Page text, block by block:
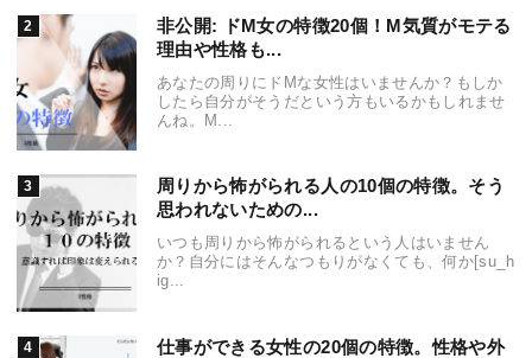
非公開: ドM女の特徴20個！M気質がモテる
理由や性格も...
あなたの周りにドMな女性はいませんか？もしか
したら自分がそうだという方もいるかもしれませ
んね。M...
周りから怖がられる人の10個の特徴。そう
思われないための...
いつも周りから怖がられるという人はいません
か？自分にはそんなつもりがなくても、何か[su_h
ig...
仕事ができる女性の20個の特徴。性格や外